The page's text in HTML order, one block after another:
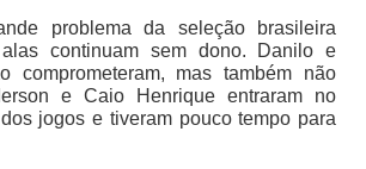
problema da seleção brasileira
continuam sem dono. Danilo e
comprometeram, mas também não
e Caio Henrique entraram no
jogos e tiveram pouco tempo para